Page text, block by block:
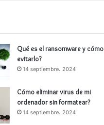
Qué es el ransomware y cómo
evitarlo?
14 septiembre، 2024
Cómo eliminar virus de mi
ordenador sin formatear?
14 septiembre، 2024